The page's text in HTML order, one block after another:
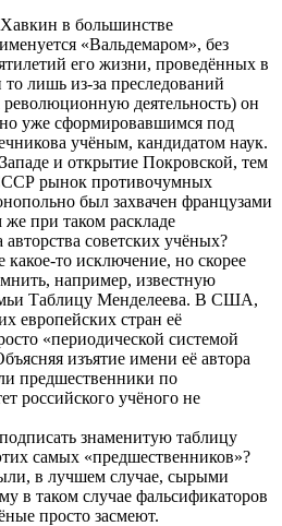
в большинстве
«Вальдемаром», без
его жизни, проведённых в
лишь из-за преследований
революционную деятельность) он
уже сформировавшимся под
учёным, кандидатом наук.
и открытие Покровской, тем
рынок противочумных
был захвачен французами
при таком раскладе
советских учёных?
то исключение, но скорее
например, известную
Таблицу Менделеева. В США,
европейских стран её
«периодической системой
изъятие имени её автора
предшественники по
российского учёного не
знаменитую таблицу
самых «предшественников»?
в лучшем случае, сырыми
в таком случае фальсификаторов
просто засмеют.